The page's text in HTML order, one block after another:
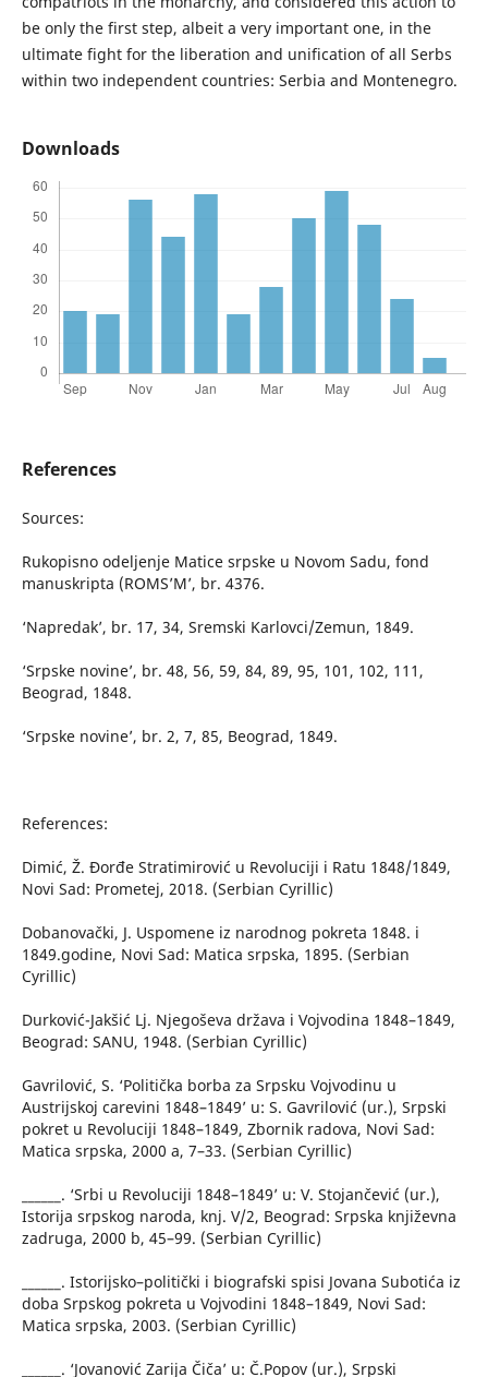
be only the first step, albeit a very important one, in the
ultimate fight for the liberation and unification of all Serbs
within two independent countries: Serbia and Montenegro.
Downloads
References
Sources:
Rukopisno odeljenje Matice srpske u Novom Sadu, fond
manuskripta (ROMS’M’, br. 4376.
‘Napredak’, br. 17, 34, Sremski Karlovci/Zemun, 1849.
‘Srpske novine’, br. 48, 56, 59, 84, 89, 95, 101, 102, 111,
Beograd, 1848.
‘Srpske novine’, br. 2, 7, 85, Beograd, 1849.
References:
Dimić, Ž. Đorđe Stratimirović u Revoluciji i Ratu 1848/1849,
Novi Sad: Prometej, 2018. (Serbian Cyrillic)
Dobanovački, J. Uspomene iz narodnog pokreta 1848. i
1849.godine, Novi Sad: Matica srpska, 1895. (Serbian
Cyrillic)
Durković-Jakšić Lj. Njegoševa država i Vojvodina 1848–1849,
Beograd: SANU, 1948. (Serbian Cyrillic)
Gavrilović, S. ‘Politička borba za Srpsku Vojvodinu u
Austrijskoj carevini 1848–1849’ u: S. Gavrilović (ur.), Srpski
pokret u Revoluciji 1848–1849, Zbornik radova, Novi Sad:
Matica srpska, 2000 a, 7–33. (Serbian Cyrillic)
______. ‘Srbi u Revoluciji 1848–1849’ u: V. Stojančević (ur.),
Istorija srpskog naroda, knj. V/2, Beograd: Srpska književna
zadruga, 2000 b, 45–99. (Serbian Cyrillic)
______. Istorijsko–politički i biografski spisi Jovana Subotića iz
doba Srpskog pokreta u Vojvodini 1848–1849, Novi Sad:
Matica srpska, 2003. (Serbian Cyrillic)
______. ‘Jovanović Zarija Čiča’ u: Č.Popov (ur.), Srpski